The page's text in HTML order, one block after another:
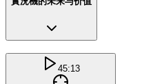
45:13